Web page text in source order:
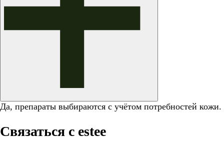
Да, препараты выбираются с учётом потребностей кожи.
Связаться с estee